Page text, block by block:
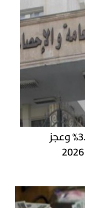
الإحصاء: صادرات مصر ترتفع 3.58% وعجز